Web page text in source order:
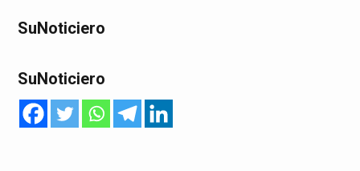
SuNoticiero
SuNoticiero